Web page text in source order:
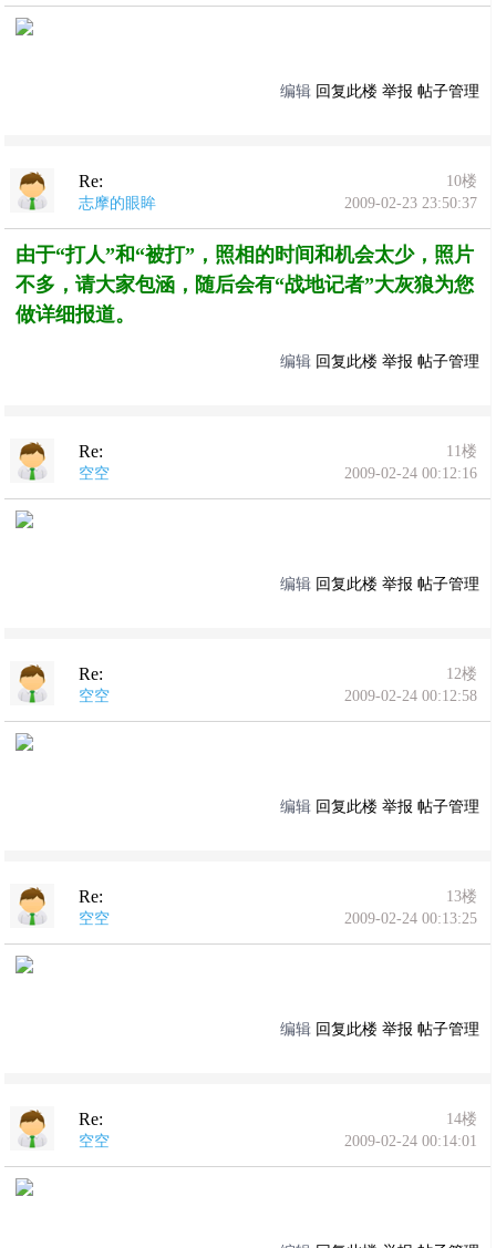
编辑 回复此楼 举报 帖子管理
Re:
10楼
志摩的眼眸
2009-02-23 23:50:37
由于“打人”和“被打”，照相的时间和机会太少，照片
不多，请大家包涵，随后会有“战地记者”大灰狼为您
做详细报道。
编辑 回复此楼 举报 帖子管理
Re:
11楼
空空
2009-02-24 00:12:16
编辑 回复此楼 举报 帖子管理
Re:
12楼
空空
2009-02-24 00:12:58
编辑 回复此楼 举报 帖子管理
Re:
13楼
空空
2009-02-24 00:13:25
编辑 回复此楼 举报 帖子管理
Re:
14楼
空空
2009-02-24 00:14:01